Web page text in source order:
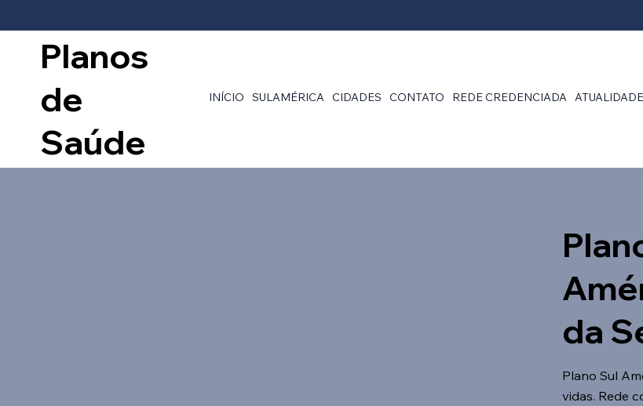
Planos
de
Saúde
INÍCIO SULAMÉRICA CIDADES CONTATO REDE CREDENCIADA
da
Plano Sul
vidas. Rede